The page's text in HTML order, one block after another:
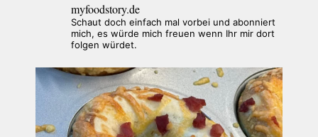
myfoodstory.de
Schaut doch einfach mal vorbei und abonniert
mich, es würde mich freuen wenn Ihr mir dort
folgen würdet.